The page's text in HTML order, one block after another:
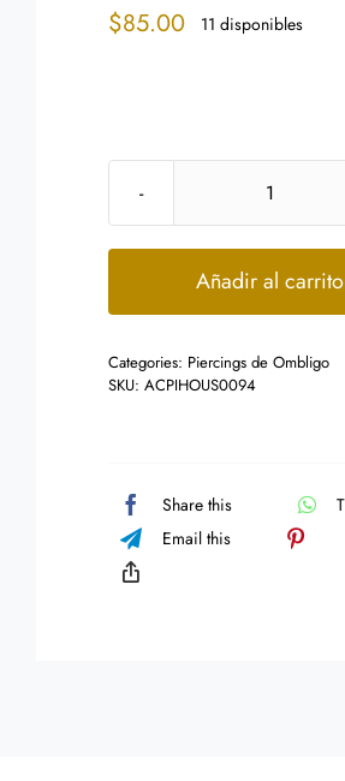
$85.00 11 disponibles
Piercing
ombligo
Corazon
Añadir al carrito
Categories: Piercings de Ombligo
SKU: ACPIHOUS0094
Share this
Email this